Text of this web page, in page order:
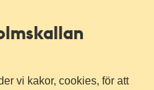
vi kakor, cookies, för att